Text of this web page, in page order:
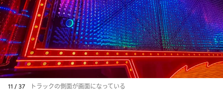
11 / 37 トラックの側面が画面になっている